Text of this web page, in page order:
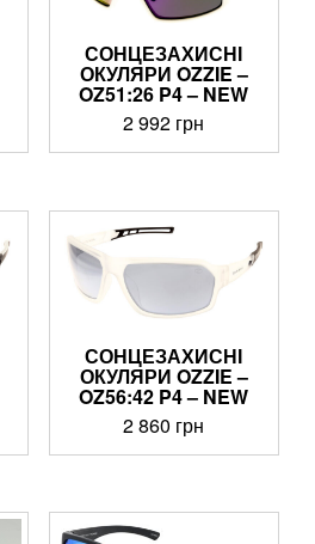
СОНЦЕЗАХИСНІ
ОКУЛЯРИ OZZIE –
OZ51:26 P4 – NEW
2 992 грн
СОНЦЕЗАХИСНІ
ОКУЛЯРИ OZZIE –
OZ56:42 P4 – NEW
2 860 грн